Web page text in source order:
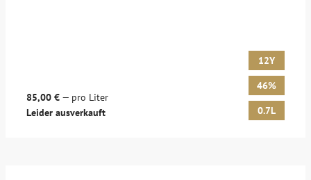
85,00 € — pro Liter
Leider ausverkauft
12Y
46%
0.7L